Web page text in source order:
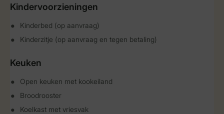
Kindervoorzieningen
Kinderbed (op aanvraag)
Kinderzitje (op aanvraag en tegen betaling)
Keuken
Open keuken met kookeiland
Broodrooster
Koelkast met vriesvak